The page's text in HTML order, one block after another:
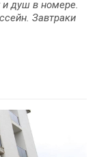
и душ в номере.
Завтраки